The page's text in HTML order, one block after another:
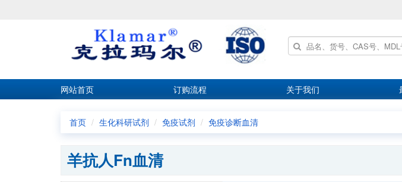
网站首页 订购流程 关于我们
首页 生化科研试剂 免疫试剂 免疫诊断血清
羊抗人Fn血清